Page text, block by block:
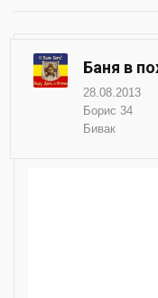
Баня в
28.08.2013
Борис 34
Бивак